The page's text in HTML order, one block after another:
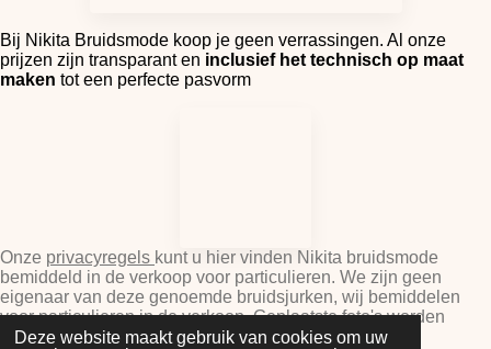
Deze website maakt gebruik van cookies om uw
Bij Nikita Bruidsmode koop je geen verrassingen. Al onze
prijzen zijn transparant en inclusief het technisch op maat
maken tot een perfecte pasvorm
Onze privacyregels kunt u hier vinden Nikita bruidsmode
bemiddeld in de verkoop voor particulieren. We zijn geen
eigenaar van deze genoemde bruidsjurken, wij bemiddelen
voor particulieren in de verkoop. Geplaatste foto's worden
aangeleverd door particulieren ter promotie van hun